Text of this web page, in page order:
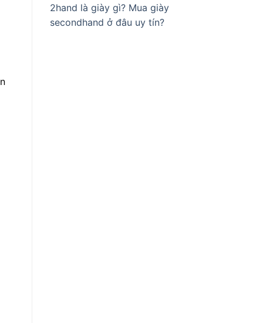
2hand là giày gì? Mua giày
secondhand ở đâu uy tín?